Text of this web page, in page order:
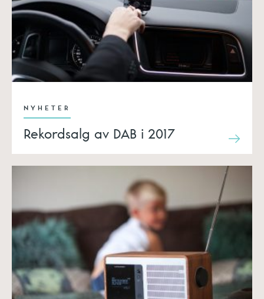
NYHETER
Rekordsalg av DAB i 2017